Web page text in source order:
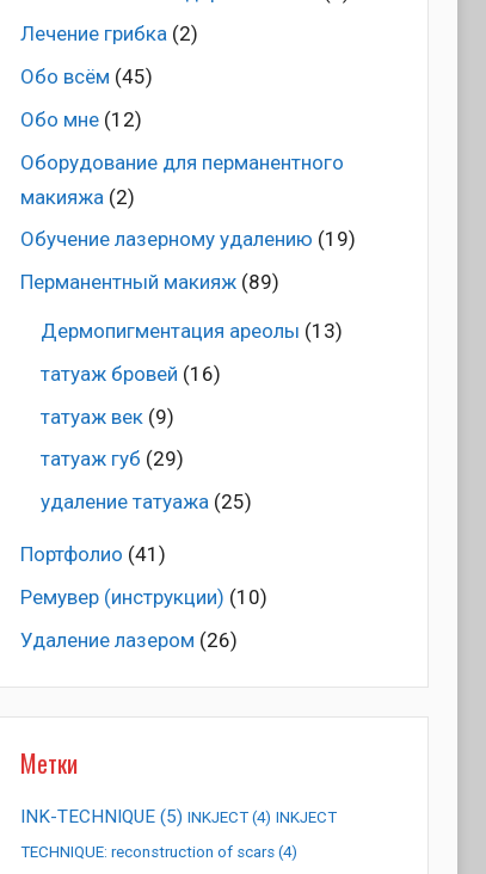
Лечение грибка(2)
Обо всём (45)
Обо мне(12)
Оборудование для перманентного
макияжа (2)
Обучение лазерному удалению (19)
Перманентный макияж(89)
Дермопигментация ареолы (13)
татуаж бровей (16)
татуаж век(9)
татуаж губ (29)
удаление татуажа(25)
Портфолио (41)
Ремувер (инструкции) (10)
Удаление лазером (26)
Метки
INK-TECHNIQUE(5) INKJECT(4) INKJECT
TECHNIQUE: reconstruction of scars(4)